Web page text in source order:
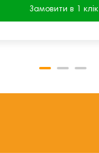
Замовити в 1 клік